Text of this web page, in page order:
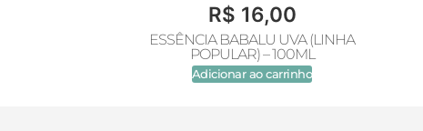
R$ 16,00
ESSÊNCIA BABALU UVA (LINHA
POPULAR) – 100ML
Adicionar ao carrinho